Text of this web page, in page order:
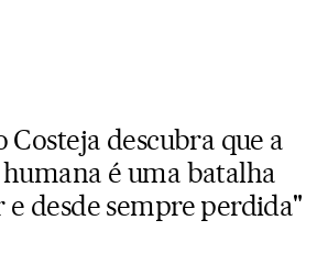
Costeja descubra que a
é uma batalha
desde sempre perdida"